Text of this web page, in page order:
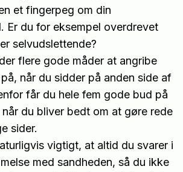
et fingerpeg om din
Er du for eksempel overdrevet
selvudslettende?
flere gode måder at angribe
når du sidder på anden side af
får du hele fem gode bud på
du bliver bedt om at gøre rede
sider.
vigtigt, at altid du svarer i
med sandheden, så du ikke